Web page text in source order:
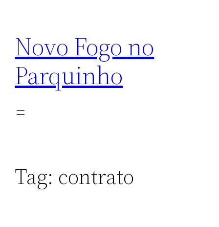
conteúdo
Novo Fogo no
Parquinho
Tag: contrato